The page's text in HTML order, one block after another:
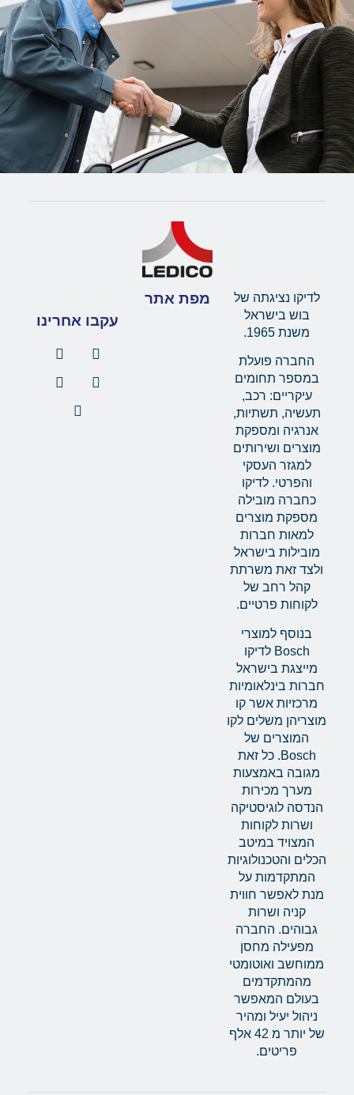
לדיקו נציגתה של
בוש בישראל
משנת 1965.
החברה פועלת
במספר תחומים
עיקריים: רכב,
תעשיה, תשתיות,
אנרגיה ומספקת
מוצרים ושירותים
למגזר העסקי
והפרטי. לדיקו
כחברה מובילה
מספקת מוצרים
למאות חברות
מובילות בישראל
ולצד זאת משרתת
קהל רחב של
לקוחות פרטיים.
בנוסף למוצרי
Bosch לדיקו
מייצגת בישראל
חברות בינלאומיות
מרכזיות אשר קו
מוצריהן משלים לקו
המוצרים של
Bosch. כל זאת
מגובה באמצעות
מערך מכירות
הנדסה לוגיסטיקה
ושרות לקוחות
המצויד במיטב
הכלים והטכנולוגיות
המתקדמות על
מנת לאפשר חווית
קניה ושרות
גבוהים. החברה
מפעילה מחסן
ממוחשב ואוטומטי
מהמתקדמים
בעולם המאפשר
ניהול יעיל ומהיר
של יותר מ 42 אלף
פריטים.
מפת אתר
עקבו אחרינו